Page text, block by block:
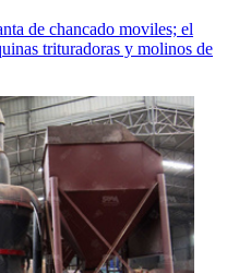
de chancado moviles; el
trituradoras y molinos de